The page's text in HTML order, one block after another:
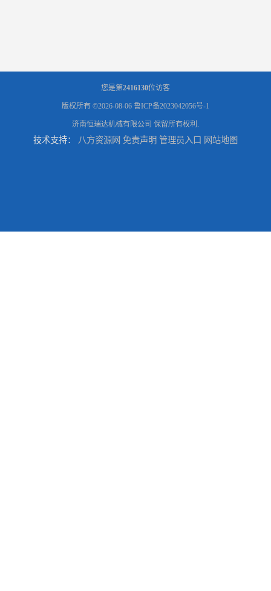
您是第2416130位访客
版权所有 ©2026-08-06 鲁ICP备2023042056号-1
济南恒瑞达机械有限公司 保留所有权利.
技术支持： 八方资源网 免责声明 管理员入口 网站地图